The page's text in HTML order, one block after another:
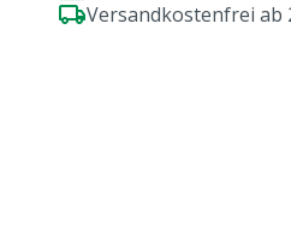
Versandkostenfrei ab